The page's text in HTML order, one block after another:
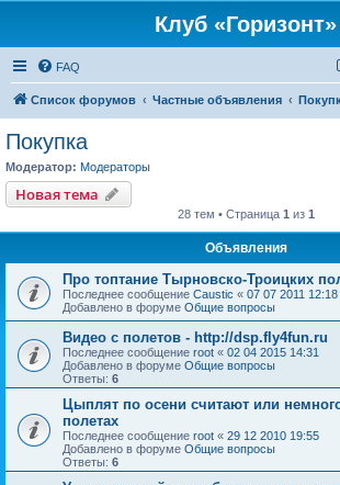
Клуб «Горизонт»
FAQ
Список форумов Частные объявления
Покупка
Модератор: Модераторы
Новая тема
28 тем • Страница 1 из 1
Объявления
Про топтание Тырновско-Троицких
Последнее сообщение Caustic « 07 07 2011 12:18
Добавлено в форуме Общие вопросы
Видео с полетов - http://dsp.fly4fun.ru
Последнее сообщение root « 02 04 2015 14:31
Добавлено в форуме Общие вопросы
Ответы: 6
Цыплят по осени считают или
полетах
Последнее сообщение root « 29 12 2010 19:55
Добавлено в форуме Общие вопросы
Ответы: 6